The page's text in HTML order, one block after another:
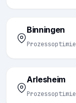
Binningen
Arlesheim